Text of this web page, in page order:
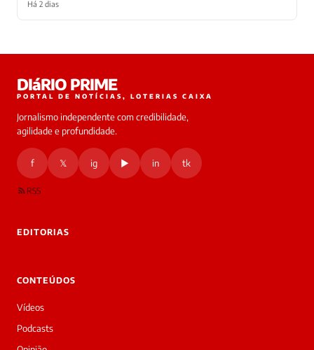
Há 2 dias
online
Bom
dia!
Sou
a
DIáRIO PRIME
PORTAL DE NOTÍCIAS, LOTERIAS CAIXA
Jornalismo independente com credibilidade,
agilidade e profundidade.
f 𝕏 ig ▶ in tk
RSS
EDITORIAS
CONTEÚDOS
Vídeos
Podcasts